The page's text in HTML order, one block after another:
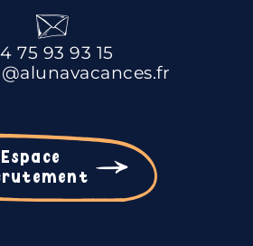
75 93 93 15
Espace